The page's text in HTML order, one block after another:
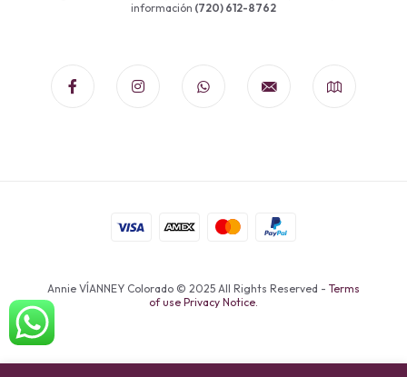
información (720) 612-8762
Annie VÍANNEY Colorado © 2025 All Rights Reserved - Terms
of use Privacy Notice.